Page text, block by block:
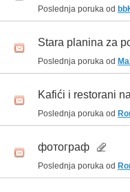
Poslednja poruka od
Stara planina za
Poslednja poruka od
Kafići i restorani
Poslednja poruka od
фотограф
Poslednja poruka od